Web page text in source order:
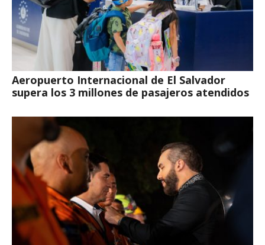
Aeropuerto Internacional de El Salvador
supera los 3 millones de pasajeros atendidos